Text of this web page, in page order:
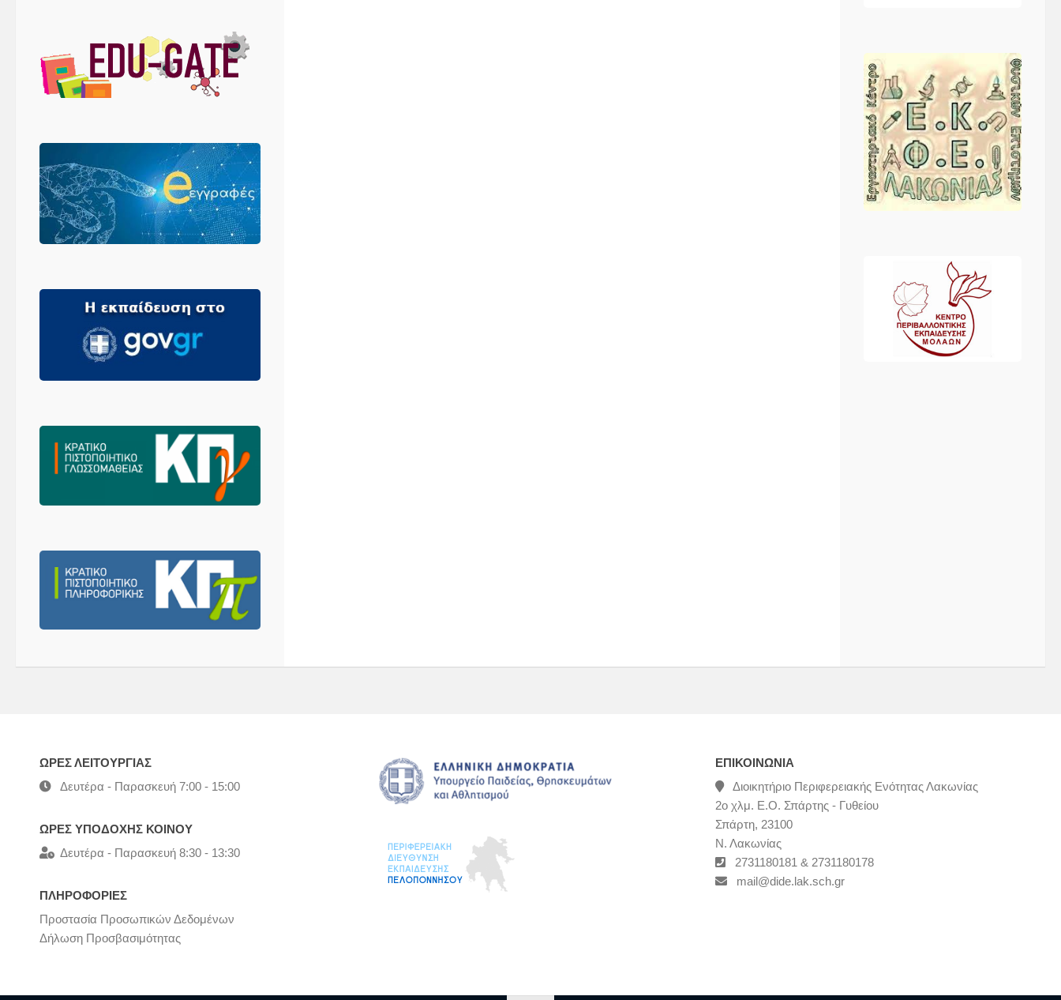
ΩΡΕΣ ΛΕΙΤΟΥΡΓΙΑΣ
Δευτέρα - Παρασκευή 7:00 - 15:00
ΩΡΕΣ ΥΠΟΔΟΧΗΣ ΚΟΙΝΟΥ
Δευτέρα - Παρασκευή 8:30 - 13:30
ΠΛΗΡΟΦΟΡΙΕΣ
Προστασία Προσωπικών Δεδομένων
Δήλωση Προσβασιμότητας
ΕΠΙΚΟΙΝΩΝΊΑ
Διοικητήριο Περιφερειακής Ενότητας Λακωνίας
2ο χλμ. Ε.Ο. Σπάρτης - Γυθείου
Σπάρτη, 23100
Ν. Λακωνίας
2731180181 & 2731180178
mail@dide.lak.sch.gr